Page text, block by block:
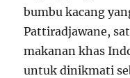
bumbu kacang
Pattiradjawane,
makanan khas
untuk dinikmati